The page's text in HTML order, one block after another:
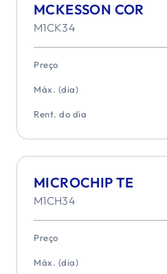
MCKESSON COR
M1CK34
Preço
Máx. (dia)
Rent. do dia
MICROCHIP TE
M1CH34
Preço
Máx. (dia)